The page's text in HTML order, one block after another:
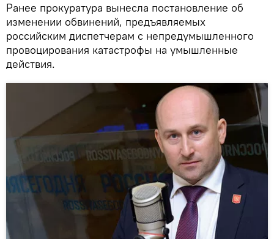
Ранее прокуратура вынесла постановление об
изменении обвинений, предъявляемых
российским диспетчерам с непредумышленного
провоцирования катастрофы на умышленные
действия.